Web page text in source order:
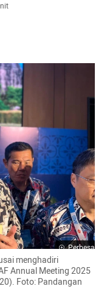
Perbesar
menghadiri
Annual Meeting 2025
Foto: Pandangan